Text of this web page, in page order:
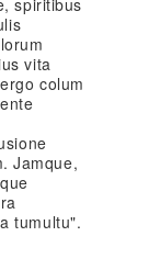
spiritibus
vita
colum
Jamque,
tumultu".